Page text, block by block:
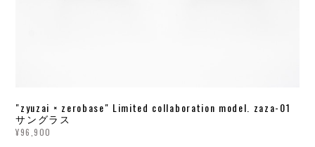
"zyuzai × zerobase" Limited collaboration model. zaza-01
サングラス
¥96,900